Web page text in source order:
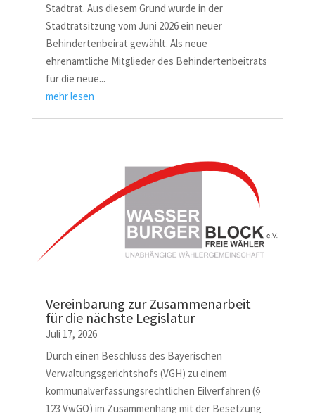
Stadtrat. Aus diesem Grund wurde in der
Stadtratsitzung vom Juni 2026 ein neuer
Behindertenbeirat gewählt. Als neue
ehrenamtliche Mitglieder des Behindertenbeitrats
für die neue...
mehr lesen
Vereinbarung zur Zusammenarbeit
für die nächste Legislatur
Juli 17, 2026
Durch einen Beschluss des Bayerischen
Verwaltungsgerichtshofs (VGH) zu einem
kommunalverfassungsrechtlichen Eilverfahren (§
123 VwGO) im Zusammenhang mit der Besetzung